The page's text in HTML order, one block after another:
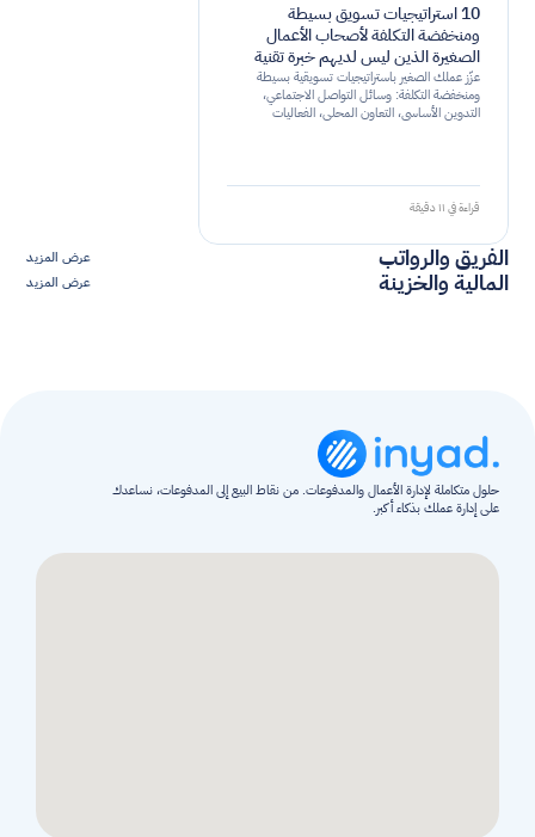
10 استراتيجيات تسويق بسيطة
ومنخفضة التكلفة لأصحاب الأعمال
الصغيرة الذين ليس لديهم خبرة تقنية
عزّز عملك الصغير باستراتيجيات تسويقية بسيطة
ومنخفضة التكلفة: وسائل التواصل الاجتماعي،
التدوين الأساسي، التعاون المحلي، الفعاليات
قراءة في ١١ دقيقة
الفريق والرواتب عرض المزيد
المالية والخزينة عرض المزيد
على إدارة عملك بذكاء أكبر.